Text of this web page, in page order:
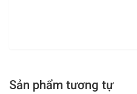
Sản phẩm tương tự